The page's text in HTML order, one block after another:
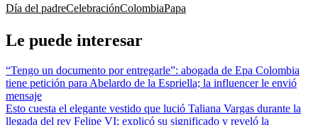
Día del padreCelebraciónColombiaPapa
Le puede interesar
“Tengo un documento por entregarle”: abogada de Epa Colombia
tiene petición para Abelardo de la Espriella; la influencer le envió
mensaje
Esto cuesta el elegante vestido que lució Taliana Vargas durante la
llegada del rey Felipe VI; explicó su significado y reveló la